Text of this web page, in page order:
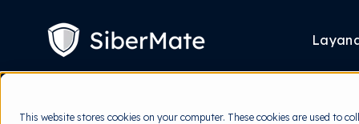
This website stores cookies on your computer. These cookies are used to
CONTENT